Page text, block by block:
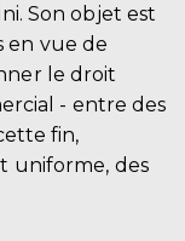
Son objet est
en vue de
le droit
- entre des
fin,
uniforme, des